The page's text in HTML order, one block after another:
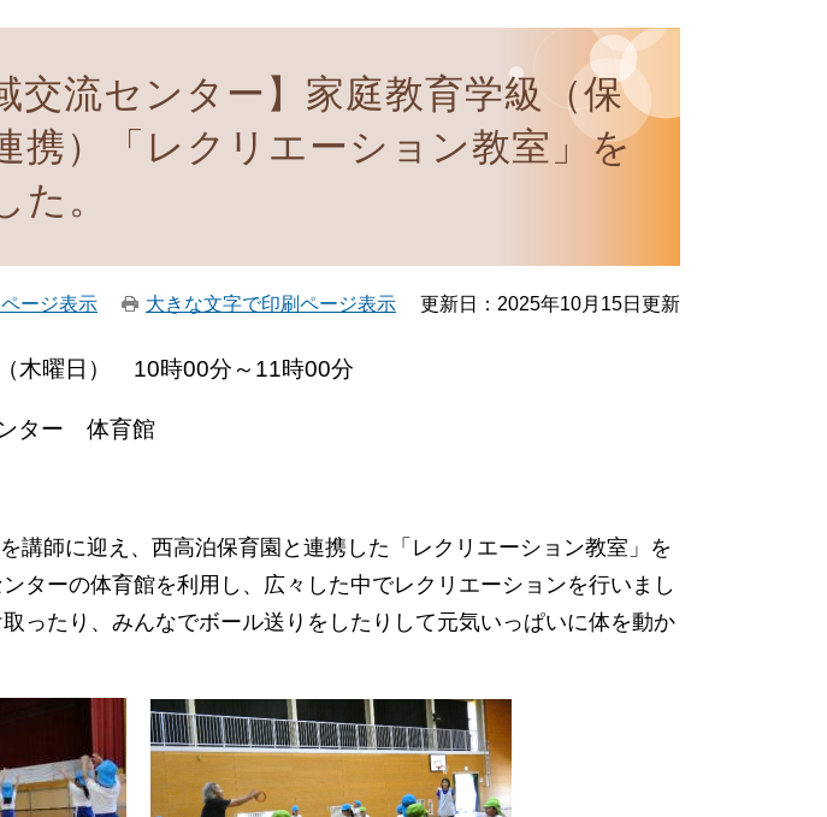
交流センター】家庭教育学級（保
携）「レクリエーション教室」を
た。
ージ表示 大きな文字で印刷ページ表示 更新日：2025年10月15日更新
木曜日） 10時00分～11時00分
ター 体育館
講師に迎え、西高泊保育園と連携した「レクリエーション教室」を
ターの体育館を利用し、広々した中でレクリエーションを行いまし
ったり、みんなでボール送りをしたりして元気いっぱいに体を動か